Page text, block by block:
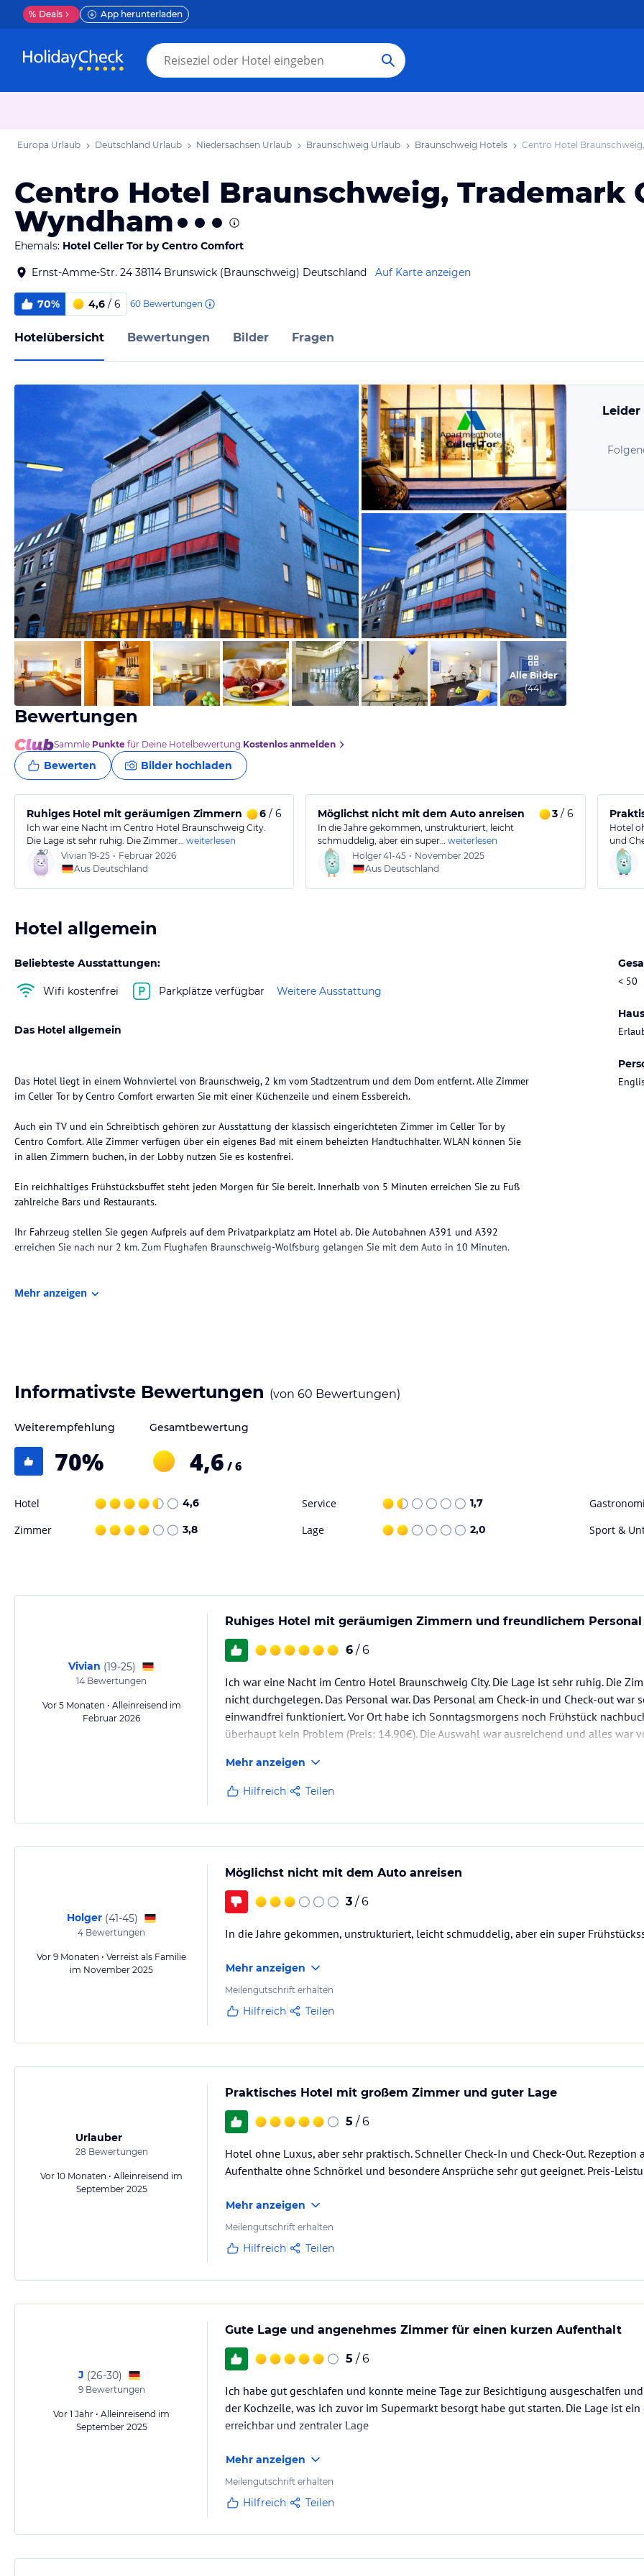
% Deals App herunterladen
Europa Urlaub Deutschland Urlaub Niedersachsen Urlaub Braunschweig Urlaub Braunschweig Hotels Centro Hotel
Centro Hotel Braunschweig, Trademark
Wyndham
Ehemals: Hotel Celler Tor by Centro Comfort
Ernst-Amme-Str. 24 38114 Brunswick (Braunschweig) Deutschland Auf Karte anzeigen
70% 4,6 / 6 60 Bewertungen
Hotelübersicht Bewertungen Bilder Fragen
vom Hotelier, November 2013
vom Hotelier, November 2013
vom Hotelier, November 2013Alle Bilder
(44)
Bewertungen
Sammle Punkte für Deine Hotelbewertung.Kostenlos anmelden
Bewerten Bilder hochladen
Ruhiges Hotel mit geräumigen Zimmern und freundlichem Personal
6 / 6
Ich war eine Nacht im Centro Hotel Braunschweig City.
Die Lage ist sehr ruhig. Die Zimmer… weiterlesen
Vivian 19-25 • Februar 2026
Aus Deutschland
Möglichst nicht mit dem Auto anreisen 3/ 6
In die Jahre gekommen, unstrukturiert, leicht
schmuddelig, aber ein super… weiterlesen
Holger41-45 • November 2025
Aus Deutschland
Hotel
und
Hotel allgemein
Beliebteste Ausstattungen:
Wifi kostenfrei Parkplätze verfügbar Weitere Ausstattung
< 50
Das Hotel allgemein
Das Hotel liegt in einem Wohnviertel von Braunschweig, 2 km vom Stadtzentrum und dem Dom entfernt. Alle Zimmer
im Celler Tor by Centro Comfort erwarten Sie mit einer Küchenzeile und einem Essbereich.
Auch ein TV und ein Schreibtisch gehören zur Ausstattung der klassisch eingerichteten Zimmer im Celler Tor by
Centro Comfort. Alle Zimmer verfügen über ein eigenes Bad mit einem beheizten Handtuchhalter. WLAN können Sie
in allen Zimmern buchen, in der Lobby nutzen Sie es kostenfrei.
Ein reichhaltiges Frühstücksbuffet steht jeden Morgen für Sie bereit. Innerhalb von 5 Minuten erreichen Sie zu Fuß
zahlreiche Bars und Restaurants.
Ihr Fahrzeug stellen Sie gegen Aufpreis auf dem Privatparkplatz am Hotel ab. Die Autobahnen A391 und A392
Gewähr und ohne Prüfung durch HolidayCheck. Bitte lies vor der Buchung die verbindlichen
Mehr anzeigen
Informativste Bewertungen (von 60 Bewertungen)
Weiterempfehlung
70%
Gesamtbewertung
4,6 / 6
Hotel 4,6 Service 1,7
Zimmer 3,8 Lage 2,0 Sport &
Vivian (19-25)
14 Bewertungen
Vor 5 Monaten • Alleinreisend im
Februar 2026
Ruhiges Hotel mit geräumigen Zimmern und freundlichem Personal
6 / 6
Ich war eine Nacht im Centro Hotel Braunschweig City. Die Lage ist sehr ruhig. Die
nicht durchgelegen. Das Personal war. Das Personal am Check-in und Check-out war
einwandfrei funktioniert. Vor Ort habe ich Sonntagsmorgens noch Frühstück
überhaupt kein Problem (Preis: 14.90€). Die Auswahl war ausreichend und alles war
Mehr anzeigen
Hilfreich Teilen
Holger (41-45)
4 Bewertungen
Vor 9 Monaten • Verreist als Familie
im November 2025
Möglichst nicht mit dem Auto anreisen
3 / 6
In die Jahre gekommen, unstrukturiert, leicht schmuddelig, aber ein super
Mehr anzeigen
Meilengutschrift erhalten
Hilfreich Teilen
Urlauber
28 Bewertungen
Vor 10 Monaten • Alleinreisend im
September 2025
Praktisches Hotel mit großem Zimmer und guter Lage
5 / 6
Hotel ohne Luxus, aber sehr praktisch. Schneller Check-In und Check-Out. Rezeption
Aufenthalte ohne Schnörkel und besondere Ansprüche sehr gut geeignet. Preis-
Mehr anzeigen
Meilengutschrift erhalten
Hilfreich Teilen
J (26-30)
9Bewertungen
Vor 1 Jahr • Alleinreisend im
September 2025
Gute Lage und angenehmes Zimmer für einen kurzen Aufenthalt
5 / 6
Ich habe gut geschlafen und konnte meine Tage zur Besichtigung ausgeschalfen
der Kochzeile, was ich zuvor im Supermarkt besorgt habe gut starten. Die Lage ist
erreichbar und zentraler Lage
Mehr anzeigen
Meilengutschrift erhalten
Hilfreich Teilen